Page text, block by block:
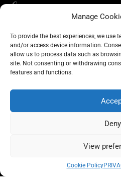
Manage
To provide the best experiences, we use
and/or access device information.
allow us to process data such as
site. Not consenting or withdrawing
features and functions.
Deny
View
Cookie Policy
BLOG
CONSCIOUS LIKE A CARRIE
PRIVACY